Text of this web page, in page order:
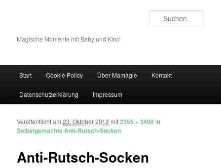
Magische Momente mit Baby und Kind
Zum Inhalt wechseln
Zum sekundären Inhalt wechseln
Start Cookie Policy Über Mamagie Kontakt
Datenschutzerklärung Impressum
Bilder-Navigation
Anti-Rutsch-Socken
Veröffentlicht am23. Oktober 2012 mit2365 × 3408in
Selbstgemachte Anti-Rutsch-Socken